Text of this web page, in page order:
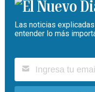
Las noticias
entender lo más